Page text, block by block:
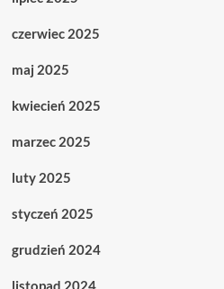
czerwiec 2025
maj 2025
kwiecień 2025
marzec 2025
luty 2025
styczeń 2025
grudzień 2024
listopad 2024